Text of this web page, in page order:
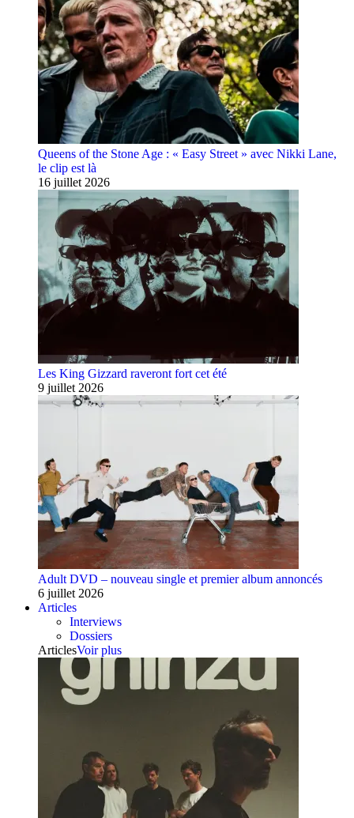
Queens of the Stone Age : « Easy Street » avec Nikki Lane,
le clip est là
16 juillet 2026
Les King Gizzard raveront fort cet été
9 juillet 2026
Adult DVD – nouveau single et premier album annoncés
6 juillet 2026
Articles
Interviews
Dossiers
ArticlesVoir plus